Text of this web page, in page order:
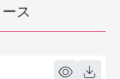
ス